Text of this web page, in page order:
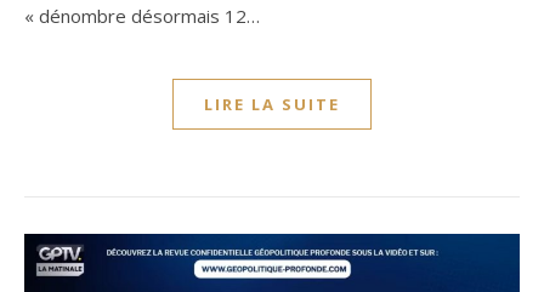
« dénombre désormais 12…
LIRE LA SUITE